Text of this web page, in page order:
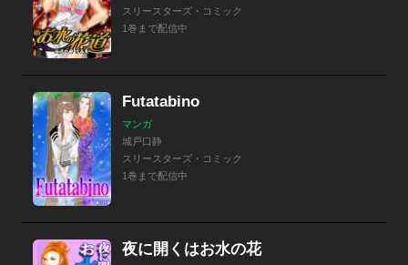
スリースターズ・コミック
1巻まで配信中
Futatabino
マンガ
城戸口静
スリースターズ・コミック
1巻まで配信中
夜に開くはお水の花